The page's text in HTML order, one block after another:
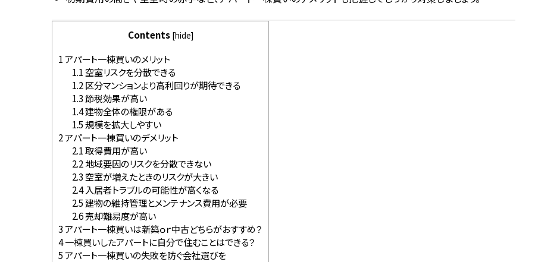
Contents [hide]
1 アパート一棟買いのメリット
1.1 空室リスクを分散できる
1.2区分マンションより高利回りが期待できる
1.3節税効果が高い
1.4建物全体の権限がある
1.5規模を拡大しやすい
2アパート一棟買いのデメリット
2.1取得費用が高い
2.2地域要因のリスクを分散できない
2.3 空室が増えたときのリスクが大きい
2.4入居者トラブルの可能性が高くなる
2.5建物の維持管理とメンテナンス費用が必要
2.6売却難易度が高い
3 アパート一棟買いは新築ｏｒ中古どちらがおすすめ？
4一棟買いしたアパートに自分で住むことはできる？
5 アパート一棟買いの失敗を防ぐ会社選びを